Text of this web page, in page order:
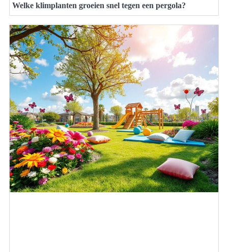
Welke klimplanten groeien snel tegen een pergola?